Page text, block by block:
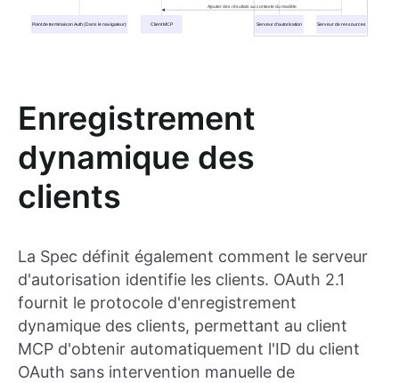
Enregistrement
dynamique des
clients
La Spec définit également comment le serveur
d'autorisation identifie les clients. OAuth 2.1
fournit le protocole d'enregistrement
dynamique des clients, permettant au client
MCP d'obtenir automatiquement l'ID du client
OAuth sans intervention manuelle de